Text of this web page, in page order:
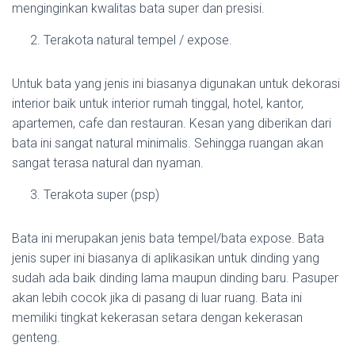
menginginkan kwalitas bata super dan presisi.
Terakota natural tempel / expose.
Untuk bata yang jenis ini biasanya digunakan untuk dekorasi
interior baik untuk interior rumah tinggal, hotel, kantor,
apartemen, cafe dan restauran. Kesan yang diberikan dari
bata ini sangat natural minimalis. Sehingga ruangan akan
sangat terasa natural dan nyaman.
Terakota super (psp)
Bata ini merupakan jenis bata tempel/bata expose. Bata
jenis super ini biasanya di aplikasikan untuk dinding yang
sudah ada baik dinding lama maupun dinding baru. Pasuper
akan lebih cocok jika di pasang di luar ruang. Bata ini
memiliki tingkat kekerasan setara dengan kekerasan
genteng.